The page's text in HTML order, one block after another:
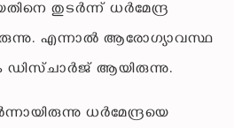
തുടര്‍ന്ന് ധര്‍മേന്ദ്ര
എന്നാല്‍ ആരോഗ്യാവസ്ഥ
ഡിസ്ചാര്‍ജ് ആയിരുന്നു.
ധര്‍മേന്ദ്രയെ